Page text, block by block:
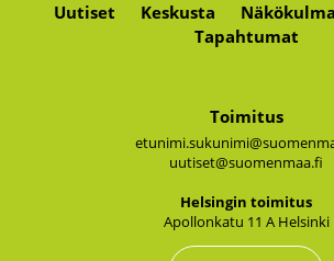
Uutiset Keskusta
Tapahtumat
Toimitus
uutiset@suomenmaa.fi
Hel­sin­gin toi­mi­tus
Apol­lon­ka­tu 11 A Hel­sin­ki